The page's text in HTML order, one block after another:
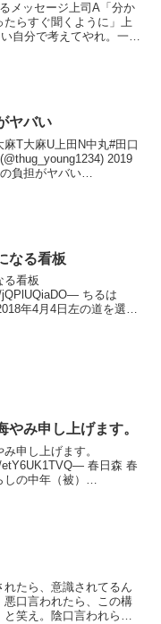
メッセージ上司A「分か
たらすぐ聞くように」上
自分で考えてやれ。一々
ヤバい
T大麻U上田N中丸#田口
2019
負担がヤバい
なる看板
る看板
ちるは
年4月4日左の道を選び
やみ申し上げます。
申し上げます。
春日森 春
の中年（被）
れたら、意識されてるん
悪口言われたら、この構
と笑え。陰口言われら、